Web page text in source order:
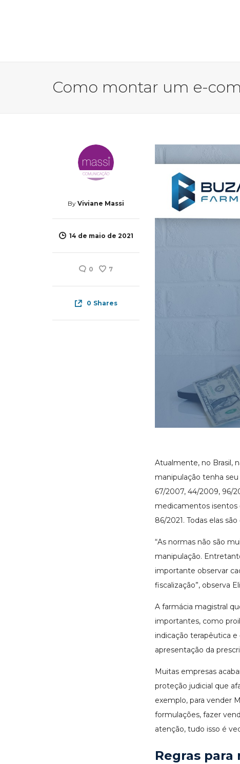
Como montar um e-
By Viviane Massi
14 de maio de 2021
0 7
0 Shares
Atualmente, no Brasil,
manipulação tenha
67/2007, 44/2009, 96/
medicamentos isentos
86/2021. Todas elas
“As normas não são
manipulação.
importante observar
fiscalização”, observa
A farmácia magistral
importantes, como
indicação terapêutica
apresentação da
Muitas empresas
proteção judicial que
exemplo, para vender
formulações, fazer
atenção, tudo isso é
Regras